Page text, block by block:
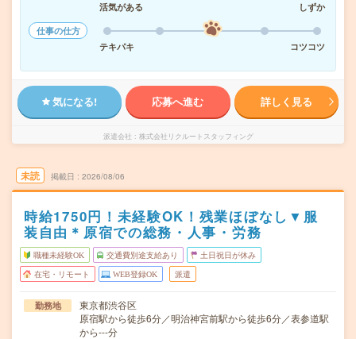
活気がある
しずか
仕事の仕方
テキパキ
コツコツ
気になる! 応募へ進む 詳しく見る
派遣会社 株式会社リクルートスタッフィング
未読 掲載日 2026/08/06
時給1750円！未経験OK！残業ほぼなし▼服
装自由＊原宿での総務・人事・労務
職種未経験OK 交通費別途支給あり 土日祝日が休み
在宅・リモート WEB登録OK 派遣
勤務地
東京都渋谷区
原宿駅から徒歩6分／明治神宮前駅から徒歩6分／表参道駅
から---分